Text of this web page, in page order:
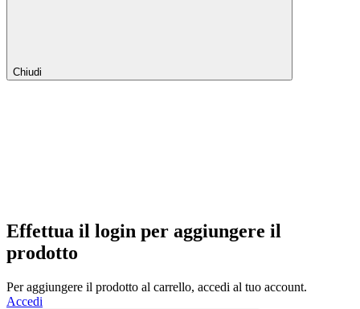
Chiudi
Effettua il login per aggiungere il
prodotto
Per aggiungere il prodotto al carrello, accedi al tuo account.
Accedi